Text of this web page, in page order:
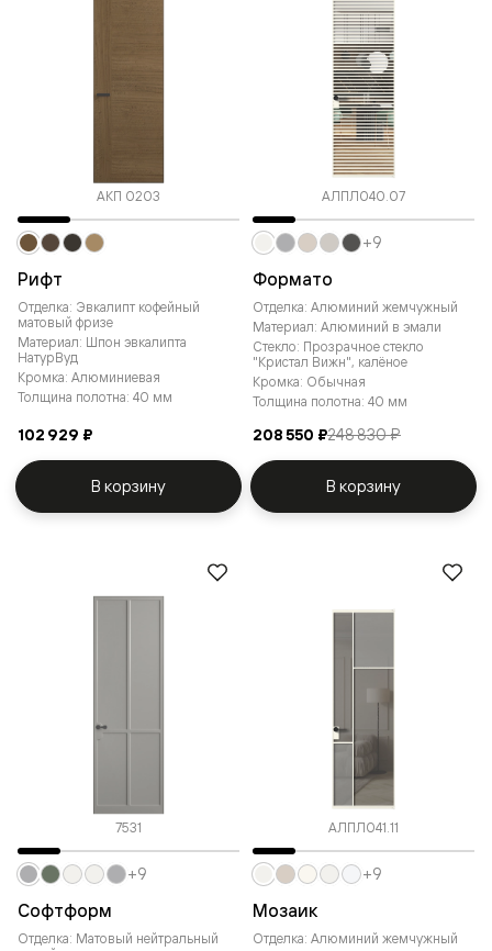
АКП 0203
Рифт
Отделка: Эвкалипт кофейный
матовый фризе
Материал: Шпон эвкалипта
НатурВуд
Кромка: Алюминиевая
Толщина полотна: 40 мм
102 929 ₽
В корзину
АЛПЛ040.07
Формато
Отделка: Алюминий жемчужный
Материал: Алюминий в эмали
Стекло: Прозрачное стекло
"Кристал Вижн", калёное
Кромка: Обычная
Толщина полотна: 40 мм
208 550 ₽248 830 ₽
+9
В корзину
7531
Софтформ
Отделка: Матовый нейтральный
+9
АЛПЛ041.11
Мозаик
Отделка: Алюминий жемчужный
+9